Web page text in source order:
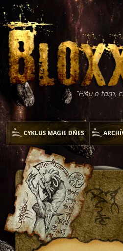
Píšu o tom,
CYKLUS MAGIE DNES